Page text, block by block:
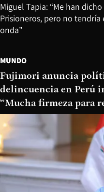
Miguel Tapia: “Me han
Prisioneros, pero no
onda”
MUNDO
Fujimori anuncia
delincuencia en Perú
“Mucha firmeza para